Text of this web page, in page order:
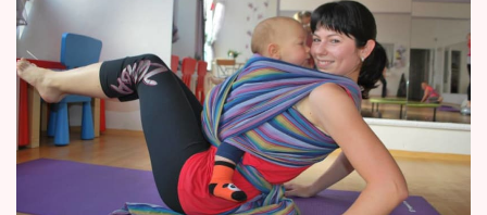
Vztahy
Seriály
Horoskopy
Sledujte prima+